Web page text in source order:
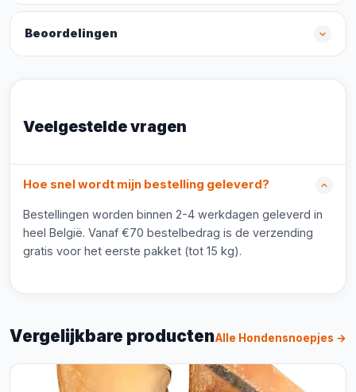
Beoordelingen
Veelgestelde vragen
Hoe snel wordt mijn bestelling geleverd?
Bestellingen worden binnen 2-4 werkdagen geleverd in
heel België. Vanaf €70 bestelbedrag is de verzending
gratis voor het eerste pakket (tot 15 kg).
Vergelijkbare productenAlle Hondensnoepjes →